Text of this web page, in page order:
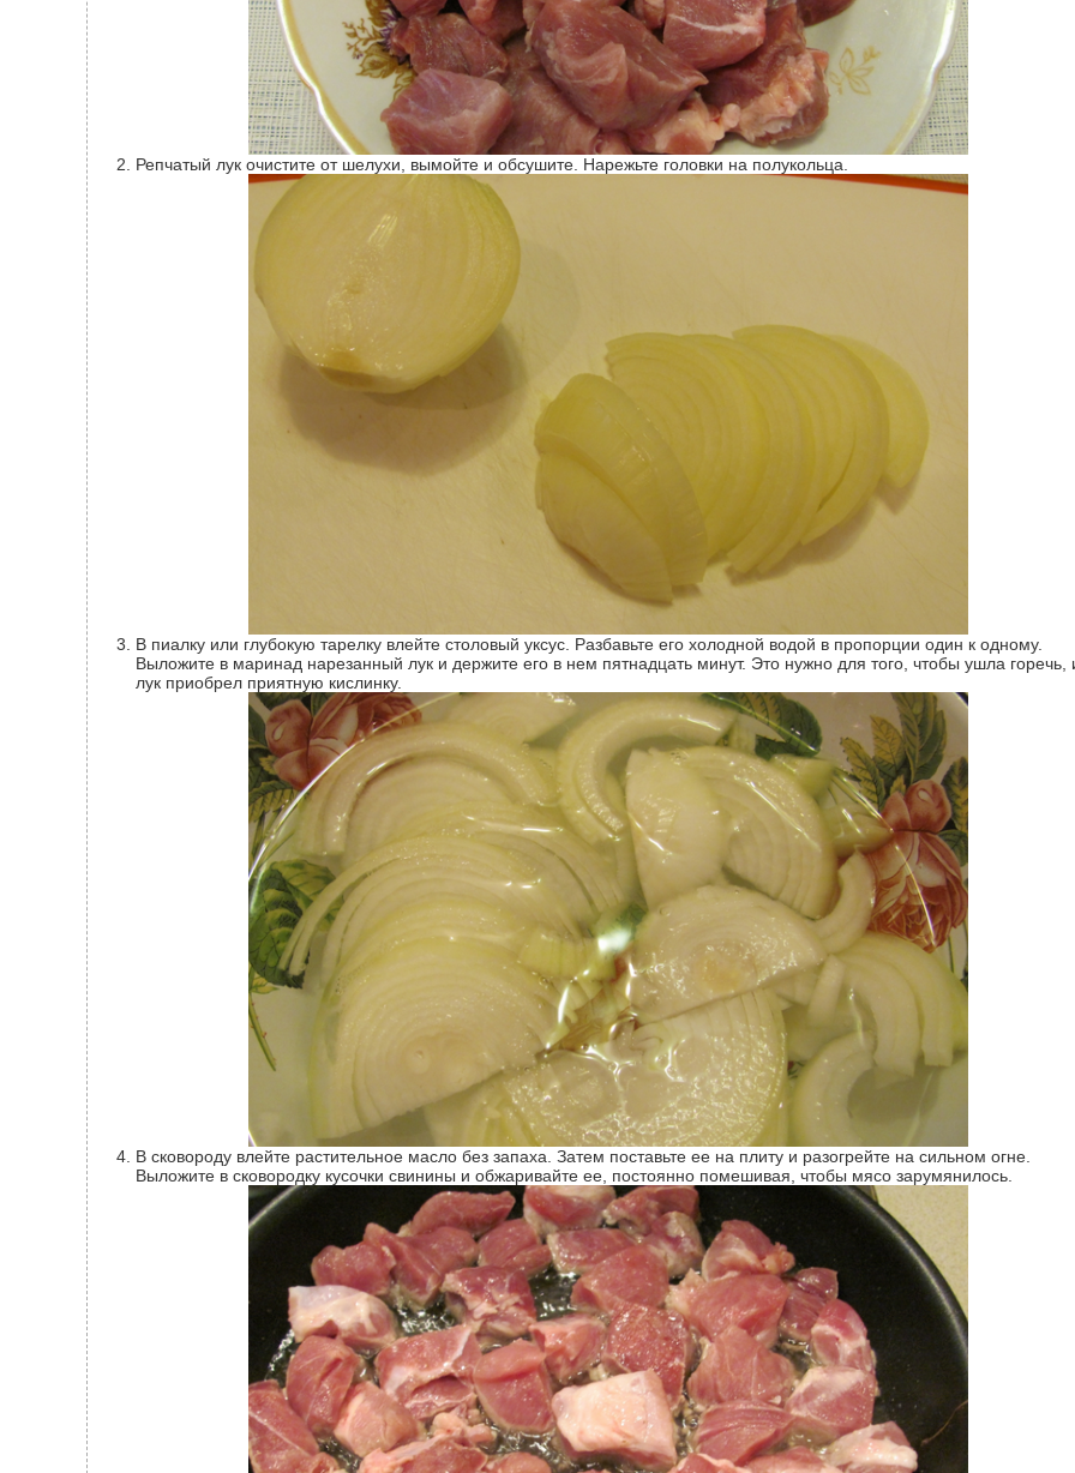
Репчатый лук очистите от шелухи, вымойте и обсушите. Нарежьте головки на полукольца.
В пиалку или глубокую тарелку влейте столовый уксус. Разбавьте его холодной водой в пропорции один к одному.
Выложите в маринад нарезанный лук и держите его в нем пятнадцать минут. Это нужно для того, чтобы ушла горечь,
лук приобрел приятную кислинку.
В сковороду влейте растительное масло без запаха. Затем поставьте ее на плиту и разогрейте на сильном огне.
Выложите в сковородку кусочки свинины и обжаривайте ее, постоянно помешивая, чтобы мясо зарумянилось.